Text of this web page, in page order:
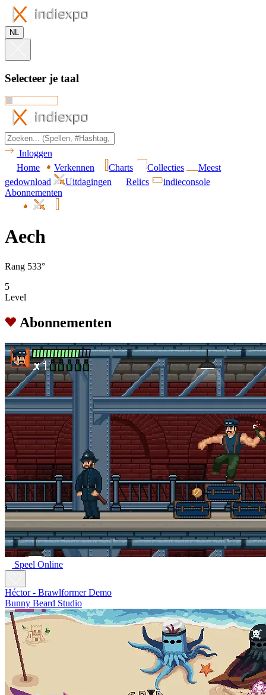
NL
Selecteer je taal
Inloggen
Home
Verkennen Charts Collecties
Meest
gedownload
Uitdagingen Relics
indieconsole
Abonnementen
Aech
Rang 533°
5
Level
Abonnementen
Speel Online
Héctor - Brawlformer Demo
Bunny Beard Studio